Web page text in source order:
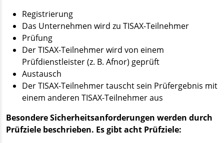
Registrierung
Das Unternehmen wird zu TISAX-Teilnehmer
Prüfung
Der TISAX-Teilnehmer wird von einem
Prüfdienstleister (z. B. Afnor) geprüft
Austausch
Der TISAX-Teilnehmer tauscht sein Prüfergebnis mit
einem anderen TISAX-Teilnehmer aus
Besondere Sicherheitsanforderungen werden durch
Prüfziele beschrieben. Es gibt acht Prüfziele: